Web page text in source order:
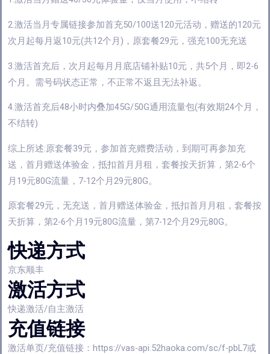
2.激活当月专属链接参加首充50/100送120元活动，赠送的120元
次月起每月返10元(共12个月)，原套餐29元，强充100无充送
3.激活首充后，次月起每月月底店铺补贴10元，共5个月，即2-6
个月。需号码状态正常，不正常不返且无法补返。
4.激活首充后48小时内叠加45G/50G通用流量包(有效期24个月，
不结转)
综上所述:原套餐39元，参加首充赠费活动，到期可再参加充
送，首月赠送体验金，抵扣首月月租，套餐按天折算，第2-6个
月19元80G流量，7-12个月29元80G。
原套餐29元，无充送，首月赠送体验金，抵扣首月月租，套餐按
天折算，第2-6个月19元80G流量，第7-12个月29元80G。
快递方式
京东顺丰
激活方式
快递激活/自主激活
充值链接
激活单页/充值链接：https://vas-api.52haoka.com/sc/f-pbL7或